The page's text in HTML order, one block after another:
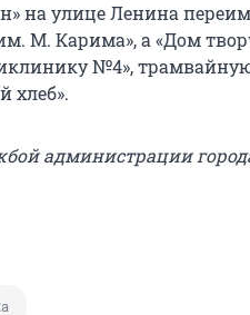
на улице Ленина
М. Карима», а «Дом
№4»,
хлеб».
администрации